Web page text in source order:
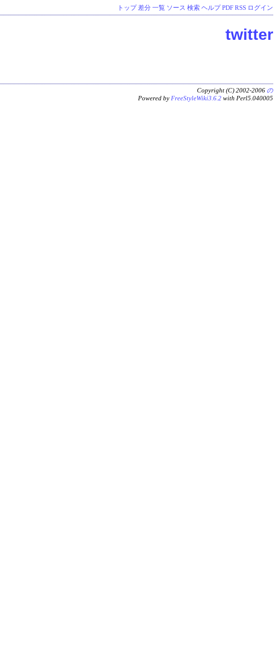
トップ 差分 一覧 ソース 検索 ヘルプ PDF RSS ログイン
twitter
Copyright (C) 2002-2006 の
Powered by FreeStyleWiki3.6.2 with Perl5.040005